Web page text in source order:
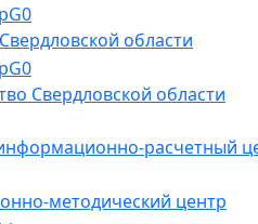
области
Свердловской области
расчетный
методический центр